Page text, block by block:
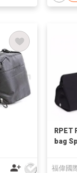
RPET
bag
福偉國